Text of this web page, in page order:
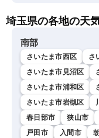
埼玉県の各地の天
南部
さいたま市西区 さ
さいたま市見沼区
さいたま市浦和区
さいたま市岩槻区
春日部市
狭山市
戸田市
入間市